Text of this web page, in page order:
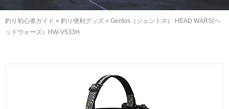
釣り初心者ガイド » 釣り便利グッズ » Gentos（ジェントス） HEAD WARS(ヘ
ッドウォーズ）HW-V533H